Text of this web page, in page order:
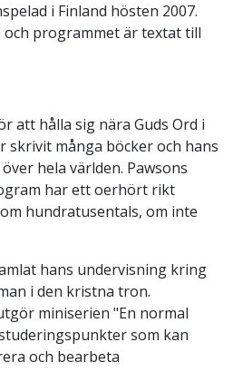
i Finland hösten 2007.
och programmet är textat till
att hålla sig nära Guds Ord i
skrivit många böcker och hans
hela världen. Pawsons
har ett oerhört rikt
hundratusentals, om inte
hans undervisning kring
i den kristna tron.
miniserien "En normal
som kan
och bearbeta